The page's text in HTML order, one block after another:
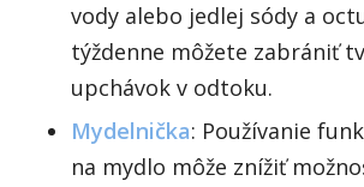
vody alebo jedlej sódy a
týždenne môžete zabrániť
upchávok v odtoku.
Mydelnička: Používanie
na mydlo môže znížiť